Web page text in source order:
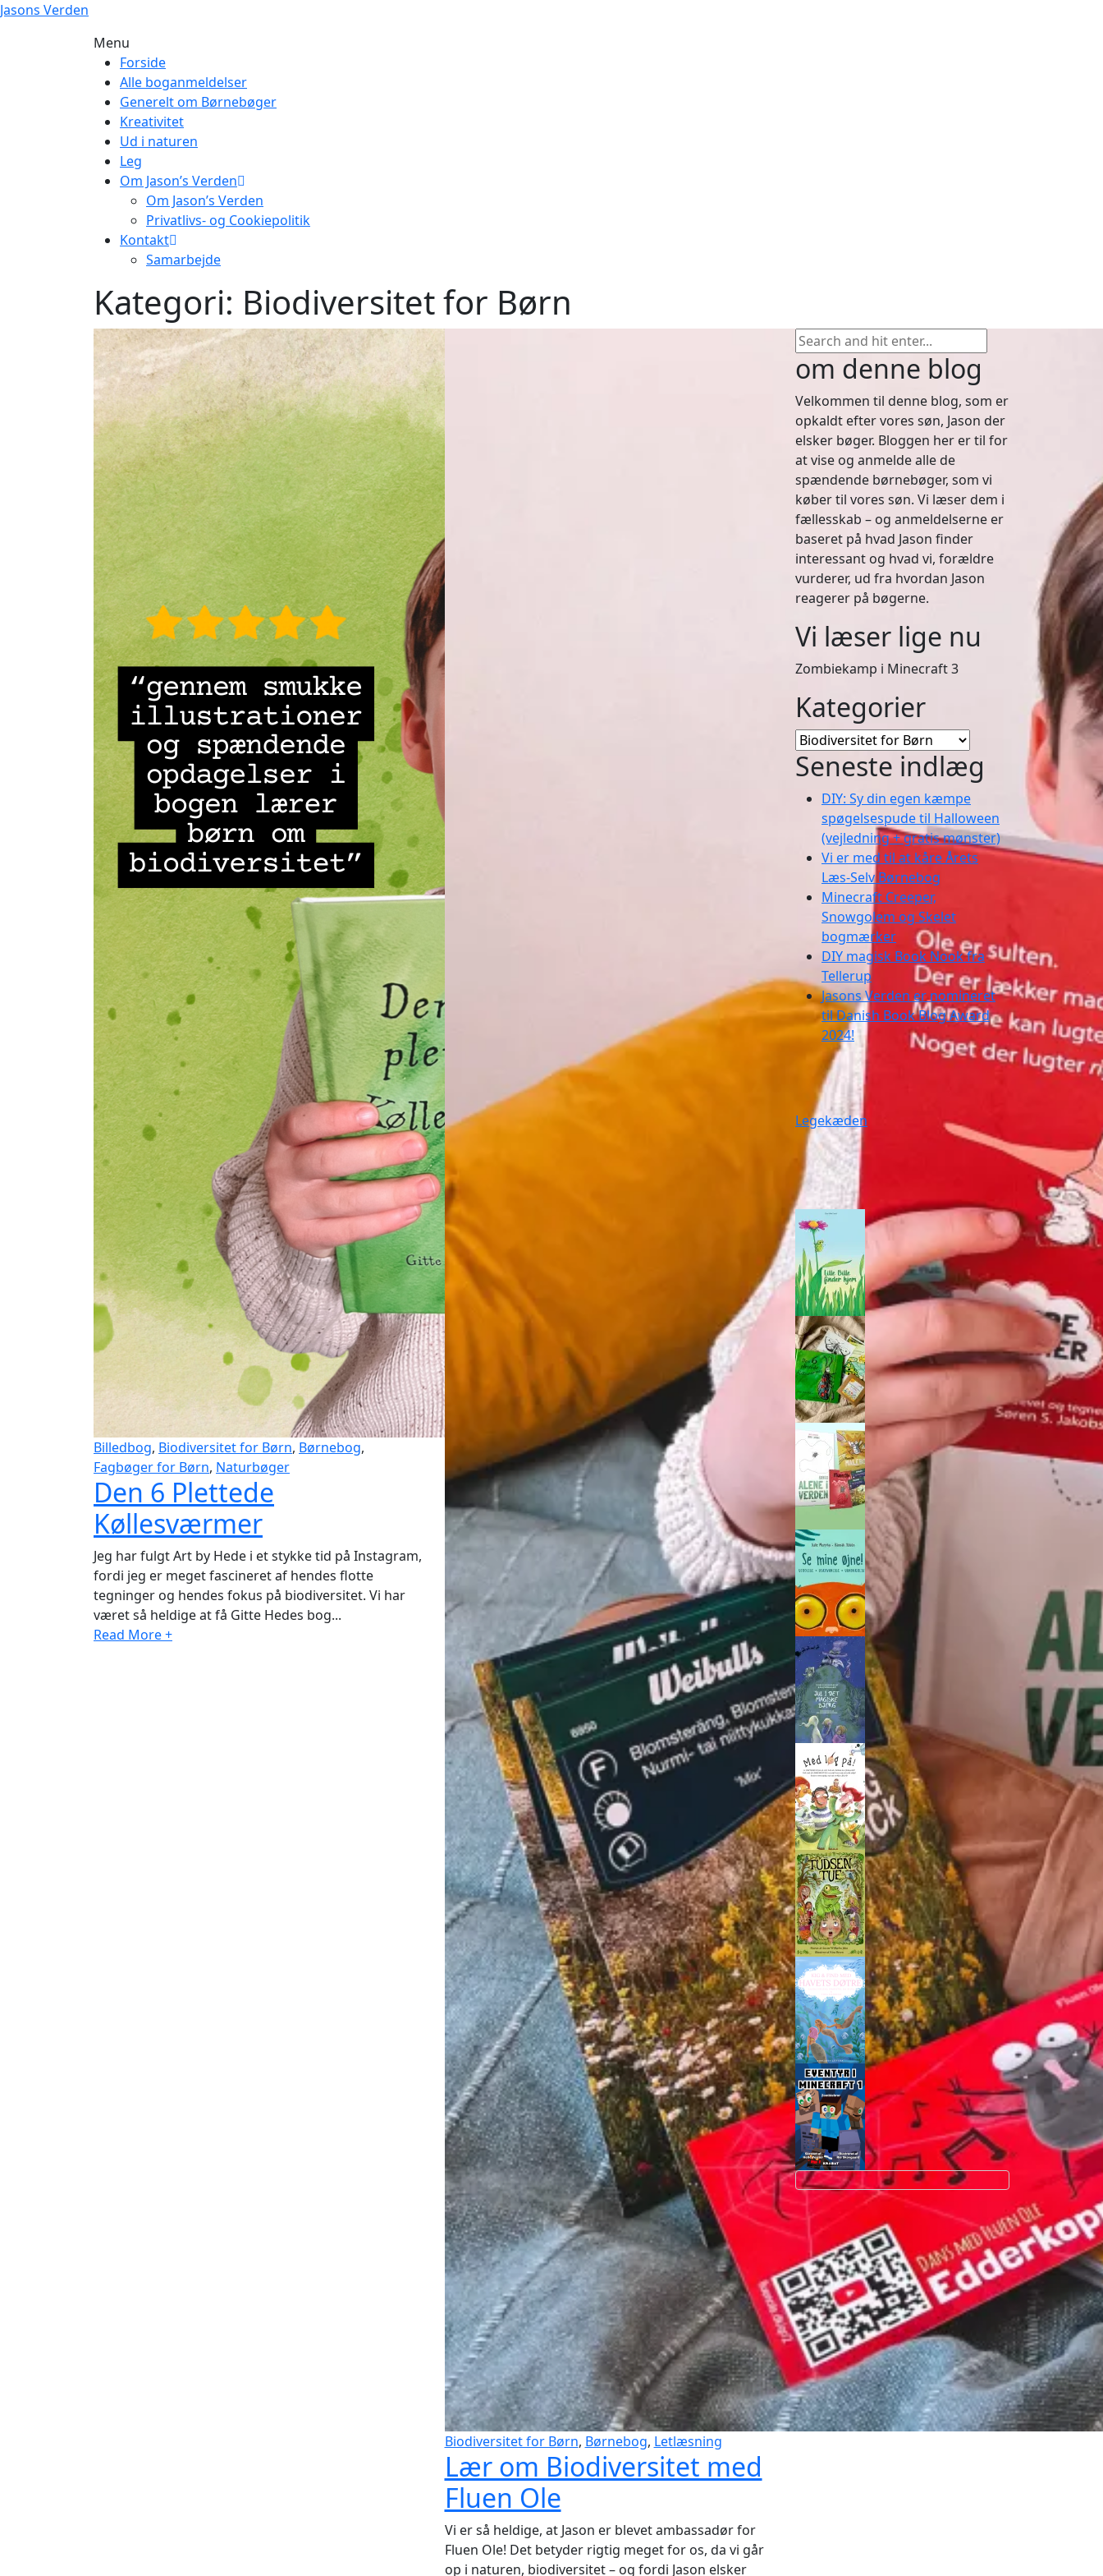
Skip
Jasons Verden
Menu
Forside
Alle boganmeldelser
Generelt om Børnebøger
Kreativitet
Ud i naturen
Leg
Om Jason’s Verden
Om Jason’s Verden
Privatlivs- og Cookiepolitik
Kontakt
Samarbejde
Kategori: Biodiversitet for Børn
Billedbog, Biodiversitet for Børn, Børnebog,
Fagbøger for Børn, Naturbøger
Den 6 Plettede
Køllesværmer
Jeg har fulgt Art by Hede i et stykke tid på Instagram,
fordi jeg er meget fascineret af hendes flotte
tegninger og hendes fokus på biodiversitet. Vi har
været så heldige at få Gitte Hedes bog...
Read More +
Biodiversitet for Børn, Børnebog, Letlæsning
Lær om Biodiversitet med
Fluen Ole
Vi er så heldige, at Jason er blevet ambassadør for
Fluen Ole! Det betyder rigtig meget for os, da vi går
op i naturen, biodiversitet – og fordi Jason elsker
om denne blog
Velkommen til denne blog, som er
opkaldt efter vores søn, Jason der
elsker bøger. Bloggen her er til for
at vise og anmelde alle de
spændende børnebøger, som vi
køber til vores søn. Vi læser dem i
fællesskab – og anmeldelserne er
baseret på hvad Jason finder
interessant og hvad vi, forældre
vurderer, ud fra hvordan Jason
reagerer på bøgerne.
Vi læser lige nu
Zombiekamp i Minecraft 3
Kategorier
Kategorier
Seneste indlæg
DIY: Sy din egen kæmpe
spøgelsespude til Halloween
(vejledning + gratis mønster)
Vi er med til at kåre Årets
Læs-Selv Børnebog
Minecraft Creeper,
Snowgolem og Skelet
bogmærker
DIY magisk Book Nook fra
Tellerup
Jasons Verden er nomineret
til Danish Book Blog Award
2024!
Legekæden